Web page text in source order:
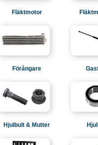
Fläktmotor
Förångare
Hjulbult & Mutter